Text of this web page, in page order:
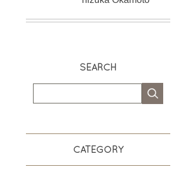
SEARCH
CATEGORY